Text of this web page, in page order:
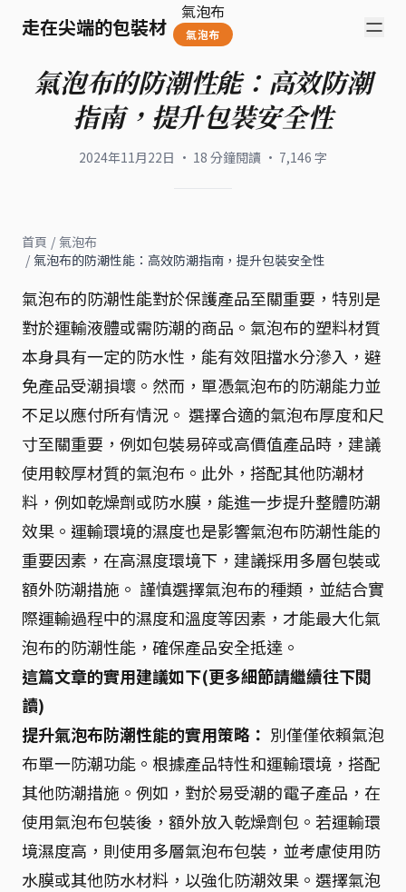
走在尖端的包裝材
氣泡布
氣泡布
氣泡布的防潮性能：高效防潮
指南，提升包裝安全性
2024年11月22日 · 18 分鐘閱讀 · 7,146 字
首頁 / 氣泡布
/ 氣泡布的防潮性能：高效防潮指南，提升包裝安全性
氣泡布的防潮性能對於保護產品至關重要，特別是
對於運輸液體或需防潮的商品。氣泡布的塑料材質
本身具有一定的防水性，能有效阻擋水分滲入，避
免產品受潮損壞。然而，單憑氣泡布的防潮能力並
不足以應付所有情況。 選擇合適的氣泡布厚度和尺
寸至關重要，例如包裝易碎或高價值產品時，建議
使用較厚材質的氣泡布。此外，搭配其他防潮材
料，例如乾燥劑或防水膜，能進一步提升整體防潮
效果。運輸環境的濕度也是影響氣泡布防潮性能的
重要因素，在高濕度環境下，建議採用多層包裝或
額外防潮措施。 謹慎選擇氣泡布的種類，並結合實
際運輸過程中的濕度和溫度等因素，才能最大化氣
泡布的防潮性能，確保產品安全抵達。
這篇文章的實用建議如下(更多細節請繼續往下閱
讀)
提升氣泡布防潮性能的實用策略： 別僅僅依賴氣泡
布單一防潮功能。根據產品特性和運輸環境，搭配
其他防潮措施。例如，對於易受潮的電子產品，在
使用氣泡布包裝後，額外放入乾燥劑包。若運輸環
境濕度高，則使用多層氣泡布包裝，並考慮使用防
水膜或其他防水材料，以強化防潮效果。選擇氣泡